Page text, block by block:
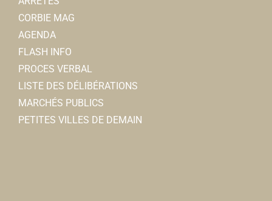
CORBIE MAG
AGENDA
FLASH INFO
PROCES VERBAL
LISTE DES DÉLIBÉRATIONS
MARCHÉS PUBLICS
PETITES VILLES DE DEMAIN